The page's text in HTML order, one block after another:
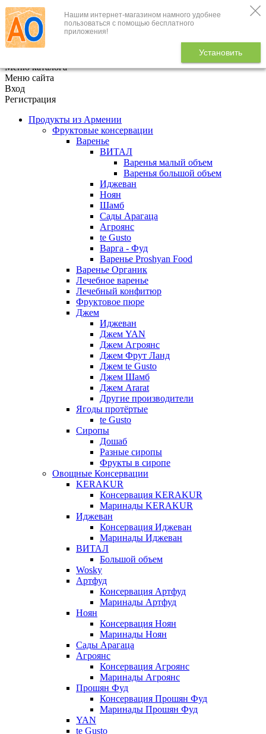
Нашим интернет-магазином намного удобнее
пользоваться с помощью бесплатного
приложения!
Установить
+7 (495) 646-888-1
В корзине
Меню каталога
Меню сайта
Вход
Регистрация
Продукты из Армении
Фруктовые консервации
Варенье
ВИТАЛ
Варенья малый объем
Варенья большой объем
Иджеван
Ноян
Шамб
Сады Арагаца
Агроянс
te Gusto
Варга - Фуд
Варенье Proshyan Food
Варенье Органик
Лечебное варенье
Лечебный конфитюр
Фруктовое пюре
Джем
Иджеван
Джем YAN
Джем Агроянс
Джем Фрут Ланд
Джем te Gusto
Джем Шамб
Джем Ararat
Другие производители
Ягоды протёртые
te Gusto
Сиропы
Дошаб
Разные сиропы
Фрукты в сиропе
Овощные Консервации
KERAKUR
Консервация KERAKUR
Маринады KERAKUR
Иджеван
Консервация Иджеван
Маринады Иджеван
ВИТАЛ
Большой объем
Wosky
Артфуд
Консервация Артфуд
Маринады Артфуд
Ноян
Консервация Ноян
Маринады Ноян
Сады Арагаца
Агроянс
Консервация Агроянс
Маринады Агроянс
Прошян Фуд
Консервация Прошян Фуд
Маринады Прошян Фуд
YAN
te Gusto